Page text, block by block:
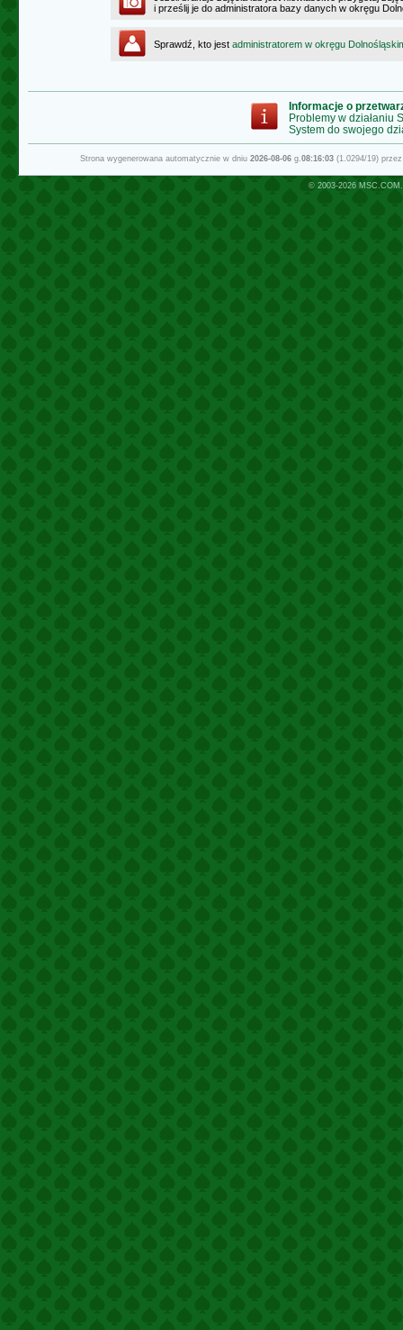
i prześlij je do administratora bazy danych w okręgu
Sprawdź, kto jest administratorem w okręgu
Informacje o
Problemy w działaniu
System do swojego
Strona wygenerowana automatycznie w dniu 2026-08-06g.08:16:03(1.0294/19)
© 2003-2026